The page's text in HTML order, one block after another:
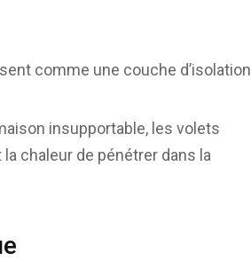
comme une couche d’isolation
insupportable, les volets
chaleur de pénétrer dans la